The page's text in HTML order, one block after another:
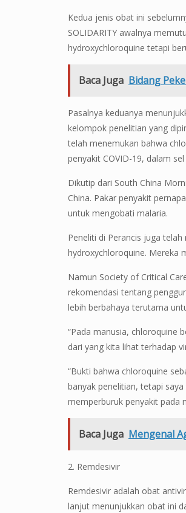
Kedua jenis obat ini
SOLIDARITY awalnya
hydroxychloroquine tetapi
Baca Juga Bidang
Pasalnya keduanya
kelompok penelitian yang
telah menemukan bahwa
penyakit COVID-19, dalam
Dikutip dari South China
China. Pakar penyakit
untuk mengobati malaria.
Peneliti di Perancis juga
hydroxychloroquine. Mereka
Namun Society of Critical
rekomendasi tentang
lebih berbahaya terutama
“Pada manusia, chloroquine
dari yang kita lihat terhadap
“Bukti bahwa chloroquine
banyak penelitian, tetapi
memperburuk penyakit pada
Baca Juga Mengenal
2. Remdesivir
Remdesivir adalah obat
lanjut menunjukkan obat ini